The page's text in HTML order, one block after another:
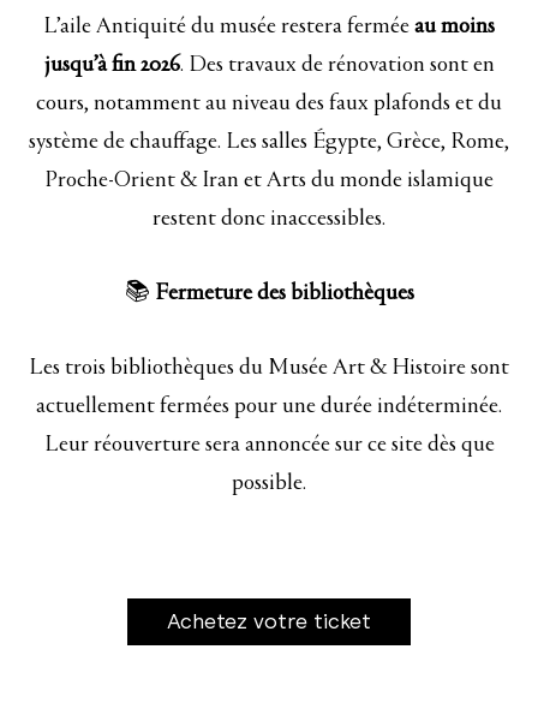
L’aile Antiquité du musée restera fermée au moins
jusqu’à fin 2026. Des travaux de rénovation sont en
cours, notamment au niveau des faux plafonds et du
système de chauffage. Les salles Égypte, Grèce, Rome,
Proche-Orient & Iran et Arts du monde islamique
restent donc inaccessibles.
📚 Fermeture des bibliothèques
Les trois bibliothèques du Musée Art & Histoire sont
actuellement fermées pour une durée indéterminée.
Leur réouverture sera annoncée sur ce site dès que
possible.
Achetez votre ticket